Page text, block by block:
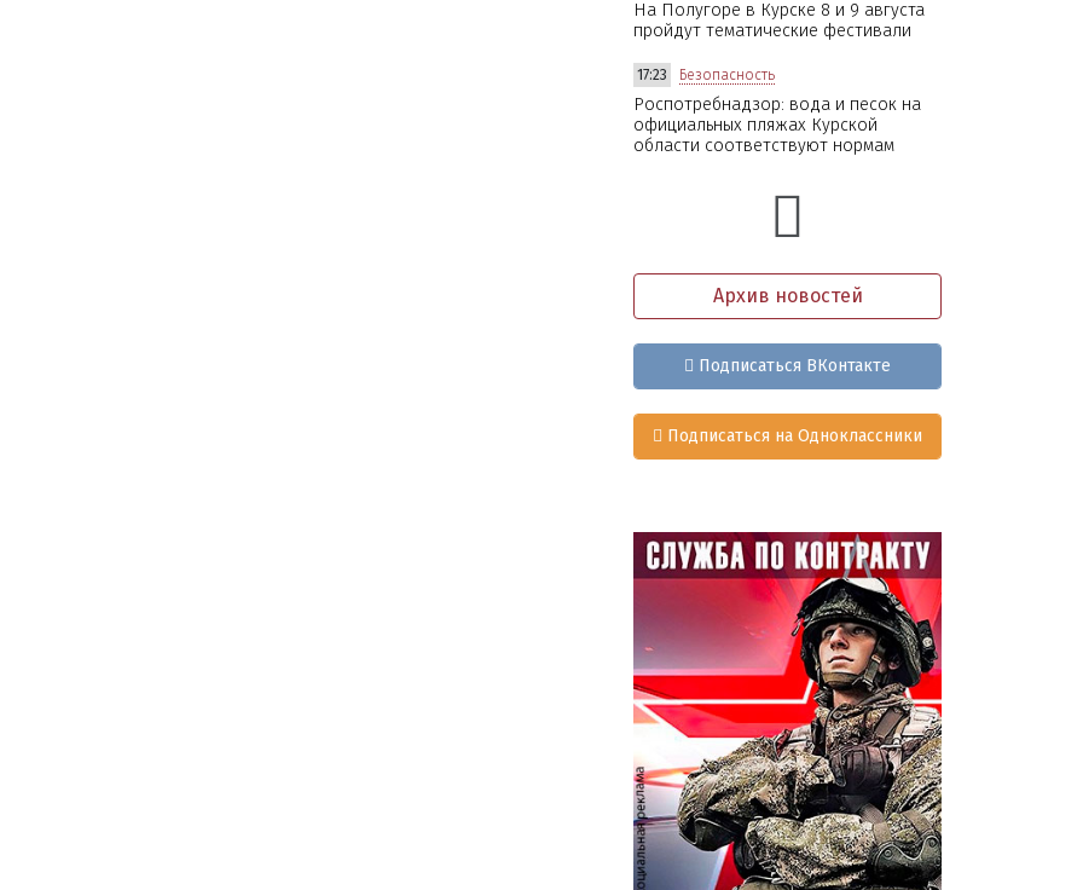
На Полугоре в Курске 8 и 9 августа
пройдут тематические фестивали
17:23 Безопасность
Роспотребнадзор: вода и песок на
официальных пляжах Курской
области соответствуют нормам
Архив новостей
Подписаться ВКонтакте
Подписаться на Одноклассники